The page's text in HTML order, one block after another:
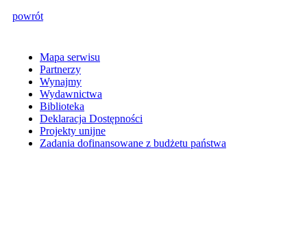
powrót
Mapa serwisu
Partnerzy
Wynajmy
Wydawnictwa
Biblioteka
Deklaracja Dostępności
Projekty unijne
Zadania dofinansowane z budżetu państwa